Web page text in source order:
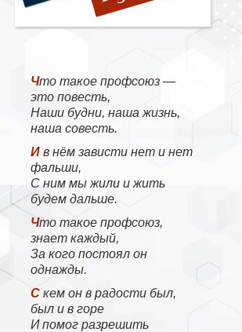
Что такое профсоюз —
это повесть,
Наши будни, наша жизнь,
наша совесть.
И в нём зависти нет и нет
фальши,
С ним мы жили и жить
будем дальше.
Что такое профсоюз,
знает каждый,
За кого постоял он
однажды.
С кем он в радости был,
был и в горе
И помог разрешить